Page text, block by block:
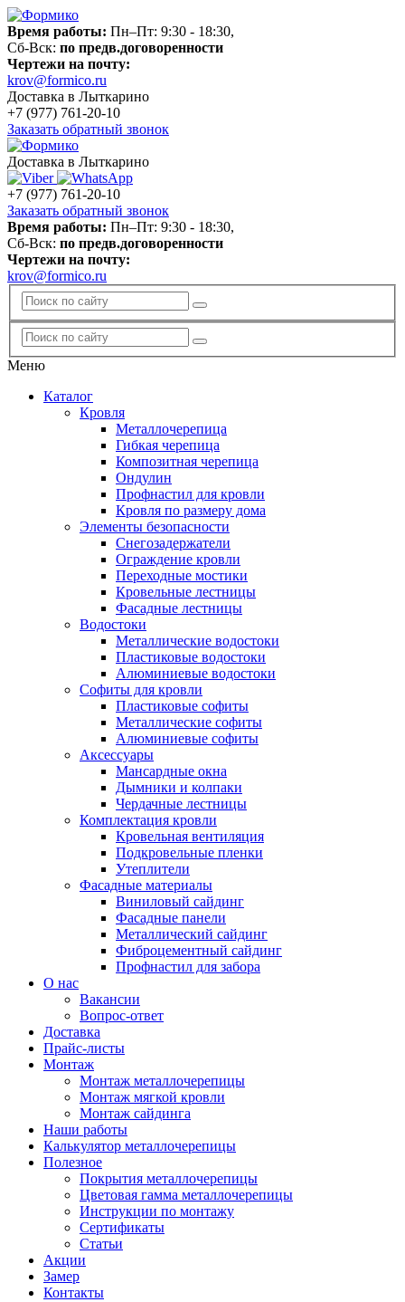
Время работы: Пн–Пт: 9:30 - 18:30,
Сб-Вск: по предв.договоренности
Чертежи на почту:
krov@formico.ru
Доставка в Лыткарино
+7 (977) 761-20-10
Заказать обратный звонок
Доставка в Лыткарино
+7 (977) 761-20-10
Заказать обратный звонок
Время работы: Пн–Пт: 9:30 - 18:30,
Сб-Вск: по предв.договоренности
Чертежи на почту:
krov@formico.ru
Меню
Каталог
Кровля
Металлочерепица
Гибкая черепица
Композитная черепица
Ондулин
Профнастил для кровли
Кровля по размеру дома
Элементы безопасности
Снегозадержатели
Ограждение кровли
Переходные мостики
Кровельные лестницы
Фасадные лестницы
Водостоки
Металлические водостоки
Пластиковые водостоки
Алюминиевые водостоки
Софиты для кровли
Пластиковые софиты
Металлические софиты
Алюминиевые софиты
Аксессуары
Мансардные окна
Дымники и колпаки
Чердачные лестницы
Комплектация кровли
Кровельная вентиляция
Подкровельные пленки
Утеплители
Фасадные материалы
Виниловый сайдинг
Фасадные панели
Металлический сайдинг
Фиброцементный сайдинг
Профнастил для забора
О нас
Вакансии
Вопрос-ответ
Доставка
Прайс-листы
Монтаж
Монтаж металлочерепицы
Монтаж мягкой кровли
Монтаж сайдинга
Наши работы
Калькулятор металлочерепицы
Полезное
Покрытия металлочерепицы
Цветовая гамма металлочерепицы
Инструкции по монтажу
Сертификаты
Статьи
Акции
Замер
Контакты